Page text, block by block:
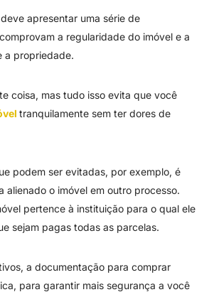
apresentar uma série de
a regularidade do imóvel e a
a propriedade.
coisa, mas tudo isso evita que você
tranquilamente sem ter dores de
podem ser evitadas, por exemplo, é
alienado o imóvel em outro processo.
pertence à instituição para o qual ele
sejam pagas todas as parcelas.
a documentação para comprar
para garantir mais segurança a você